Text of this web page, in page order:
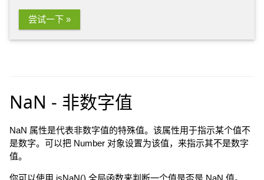
尝试一下 »
NaN - 非数字值
NaN 属性是代表非数字值的特殊值。该属性用于指示某个值不
是数字。可以把 Number 对象设置为该值，来指示其不是数字
值。
你可以使用 isNaN() 全局函数来判断一个值是否是 NaN 值。